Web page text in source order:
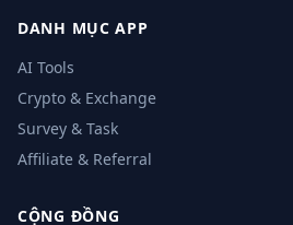
DANH MỤC APP
AI Tools
Crypto & Exchange
Survey & Task
Affiliate & Referral
CỘNG ĐỒNG